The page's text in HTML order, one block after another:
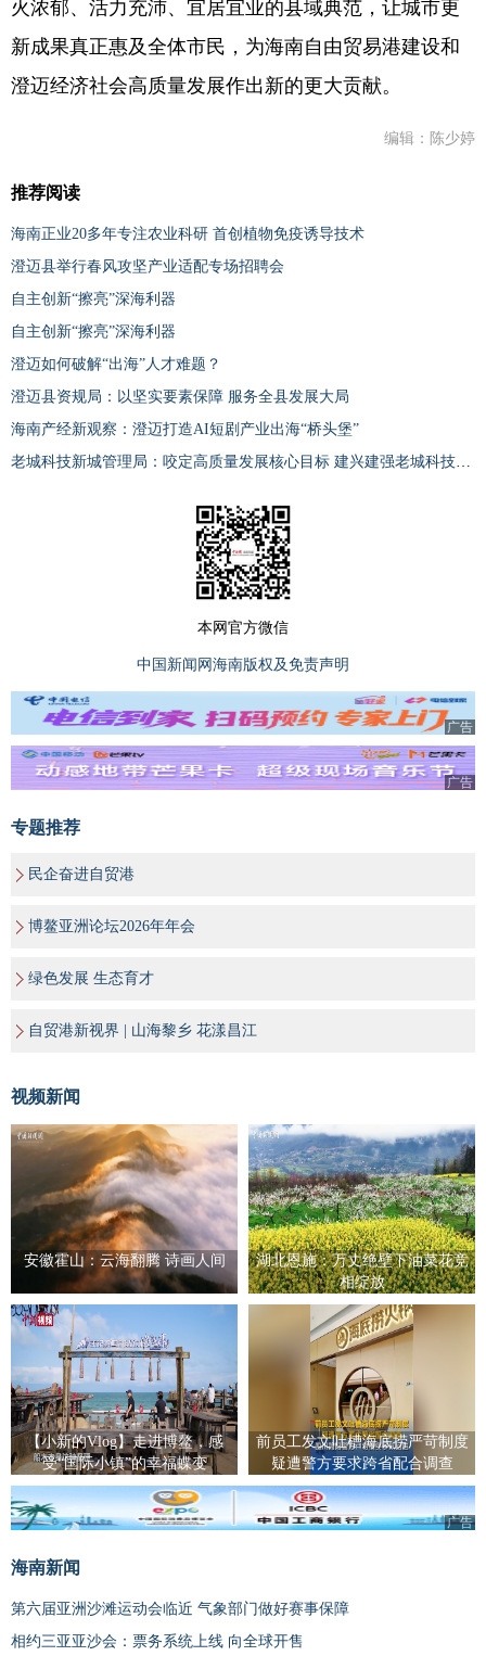
火浓郁、活力充沛、宜居宜业的县域典范，让城市更
新成果真正惠及全体市民，为海南自由贸易港建设和
澄迈经济社会高质量发展作出新的更大贡献。
编辑：陈少婷
推荐阅读
海南正业20多年专注农业科研 首创植物免疫诱导技术
澄迈县举行春风攻坚产业适配专场招聘会
自主创新“擦亮”深海利器
自主创新“擦亮”深海利器
澄迈如何破解“出海”人才难题？
澄迈县资规局：以坚实要素保障 服务全县发展大局
海南产经新观察：澄迈打造AI短剧产业出海“桥头堡”
老城科技新城管理局：咬定高质量发展核心目标 建兴建强老城科技新城
本网官方微信
中国新闻网海南版权及免责声明
广告
广告
专题推荐
民企奋进自贸港
博鳌亚洲论坛2026年年会
绿色发展 生态育才
自贸港新视界 | 山海黎乡 花漾昌江
视频新闻
安徽霍山：云海翻腾 诗画人间
湖北恩施：万丈绝壁下油菜花竞
相绽放
【小新的Vlog】走进博鳌，感
受“国际小镇”的幸福蝶变
前员工发文吐槽海底捞严苛制度
疑遭警方要求跨省配合调查
广告
海南新闻
第六届亚洲沙滩运动会临近 气象部门做好赛事保障
相约三亚亚沙会：票务系统上线 向全球开售